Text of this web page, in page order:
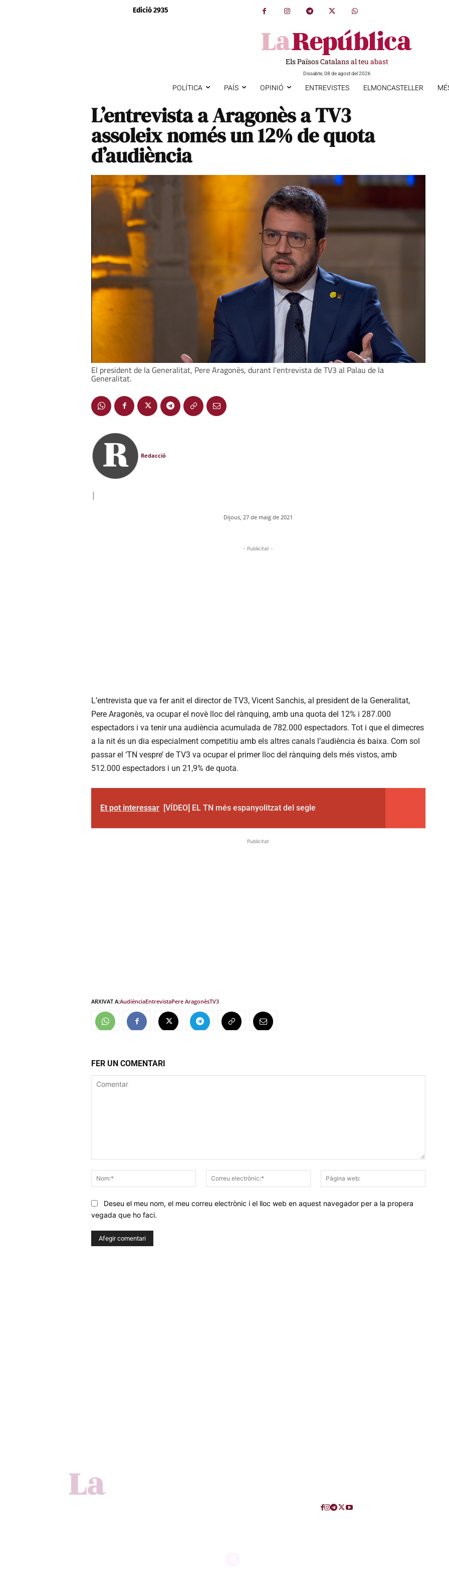
Edició 2935
Els Països Catalans al teu abast
Dissabte, 08 de agost del 2026
POLÍTICA PAÍS OPINIÓ ENTREVISTES ELMONCASTELLER
L’entrevista a Aragonès a TV3
assoleix només un 12% de quota
d’audiència
El president de la Generalitat, Pere Aragonès, durant l'entrevista de TV3 al Palau de la
Generalitat.
Redacció
|
Dijous, 27 de maig de 2021
- Publicitat -
L’entrevista que va fer anit el director de TV3, Vicent Sanchis, al president de la Generalitat,
Pere Aragonès, va ocupar el novè lloc del rànquing, amb una quota del 12% i 287.000
espectadors i va tenir una audiència acumulada de 782.000 espectadors. Tot i que el dimecres
a la nit és un dia especialment competitiu amb els altres canals l’audiència és baixa. Com sol
passar el ‘TN vespre’ de TV3 va ocupar el primer lloc del rànquing dels més vistos, amb
512.000 espectadors i un 21,9% de quota.
Et pot interessar [VÍDEO] EL TN més espanyolitzat del segle
Publicitat
ARXIVAT A:AudiènciaEntrevistaPere AragonèsTV3
FER UN COMENTARI
Nom:*
Correu
electrònic:*
web:
Deseu el meu nom, el meu correu electrònic i el lloc web en aquest navegador per a la propera
vegada que ho faci.